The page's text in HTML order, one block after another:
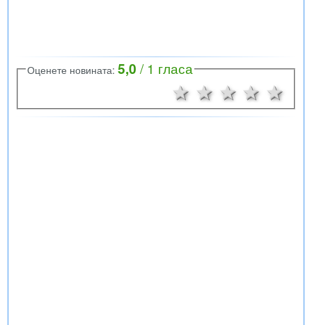
Оценете новината: 5,0 / 1 гласа
4
3
2 звезди
1 звезда